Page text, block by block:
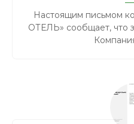
Настоящим письмом
ОТЕЛЬ» сообщает, что